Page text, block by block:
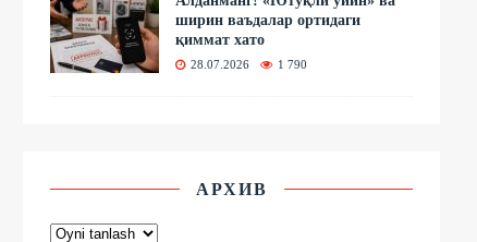
ширин ваъдалар ортидаги
қиммат хато
28.07.2026 1 790
АРХИВ